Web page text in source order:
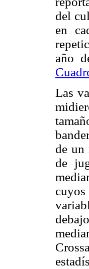
del
en
año
Las
de un
de